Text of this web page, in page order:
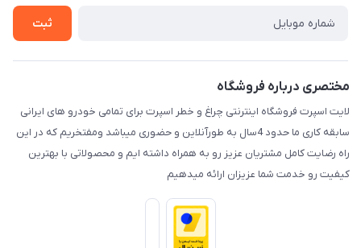
ثبت
مختصری درباره فروشگاه
لایت اسپرت فروشگاه اینترنتی چراغ و خطر اسپرت برای تمامی خودرو های ایرانی
سابقه کاری ما حدود 4سال به طورآنلاین و حضوری میباشد ومفتخریم که در این
راه رضایت کامل مشتریان عزیز رو به همراه داشته ایم و محصولاتی با بهترین
کیفیت رو خدمت شما عزیزان ارائه میدهیم